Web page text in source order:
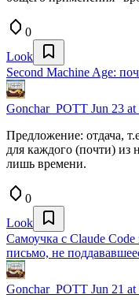
0
Look
Second Machine Age:
Gonchar_POTT Jun 23
Предложение: отдача,
для каждого (почти) из
лишь времени.
0
Look
Самоучка с Claude
письмо, не
Gonchar_POTT Jun 21